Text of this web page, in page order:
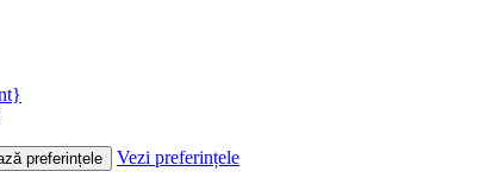
preferințele Vezi preferințele